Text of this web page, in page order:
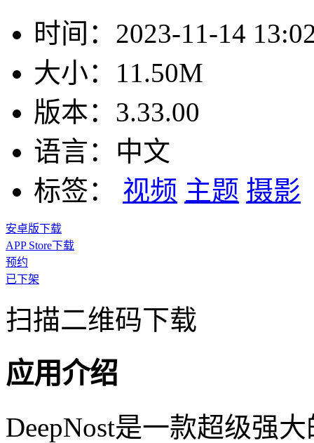
时间： 2023-11-14
大小： 11.50M
版本： 3.33.00
语言： 中文
标签：
视频 主题 摄影
安卓版下载
APP Store下载
预约
已下架
扫描二维码下载
应用介绍
DeepNost是一款超级强